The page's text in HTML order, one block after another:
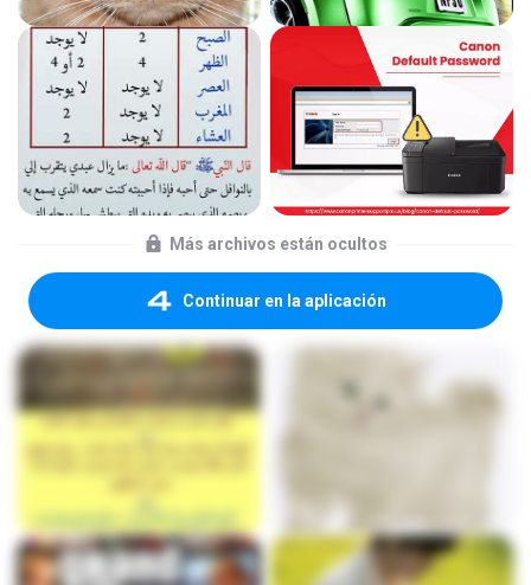
Más archivos están ocultos
Continuar en la aplicación